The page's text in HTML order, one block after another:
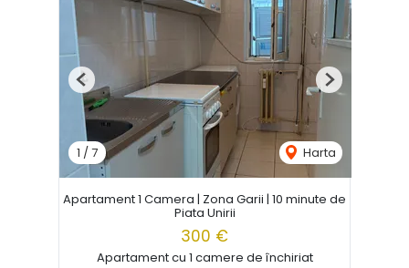
1 /7 Harta
Previous Next
Apartament 1 Camera | Zona Garii | 10 minute de
Piata Unirii
300 €
Apartament cu 1 camere de închiriat